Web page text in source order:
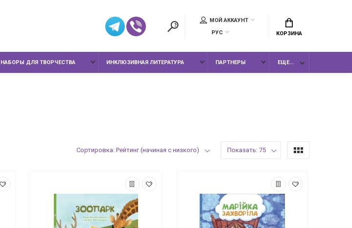
МОЙ АККАУНТ
РУС
КОРЗИНА
НАБОРЫ ДЛЯ ТВОРЧЕСТВА ИНКЛЮЗИВНАЯ ЛИТЕРАТУРА ПАРТНЕРЫ ЕЩЕ...
Сортировка: Рейтинг (начиная с низкого) Показать: 75